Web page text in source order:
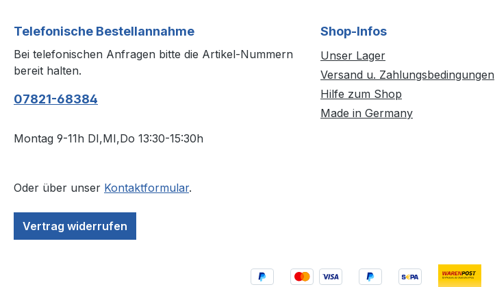
Telefonische Bestellannahme
Bei telefonischen Anfragen bitte die Artikel-Nummern
bereit halten.
07821-68384
Montag 9-11h DI,MI,Do 13:30-15:30h
Oder über unser Kontaktformular.
Vertrag widerrufen
Shop-Infos
Unser Lager
Versand u. Zahlungsbedingungen
Hilfe zum Shop
Made in Germany